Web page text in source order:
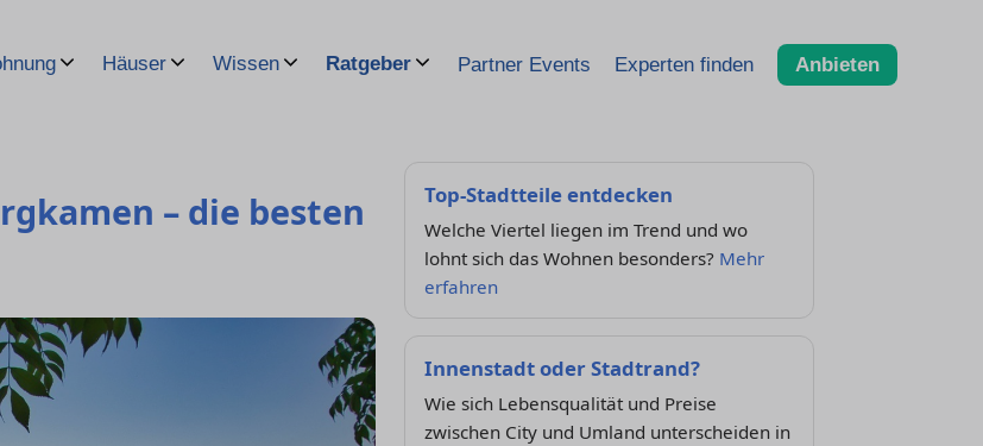
Häuser Wissen Ratgeber Partner Events Experten finden Anbieten
– die besten
Top-Stadtteile entdecken
Welche Viertel liegen im Trend und wo
lohnt sich das Wohnen besonders? Mehr
erfahren
Innenstadt oder Stadtrand?
Wie sich Lebensqualität und Preise
zwischen City und Umland unterscheiden in